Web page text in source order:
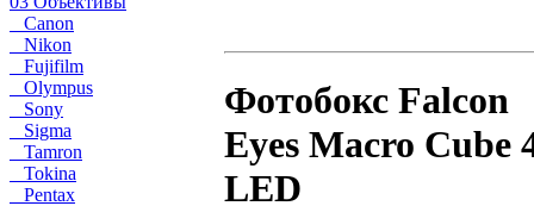
Canon
Nikon
Fujifilm
Olympus
Sony
Sigma
Tamron
Tokina
Pentax
Фотобокс Falcon
Eyes Macro Cube
LED